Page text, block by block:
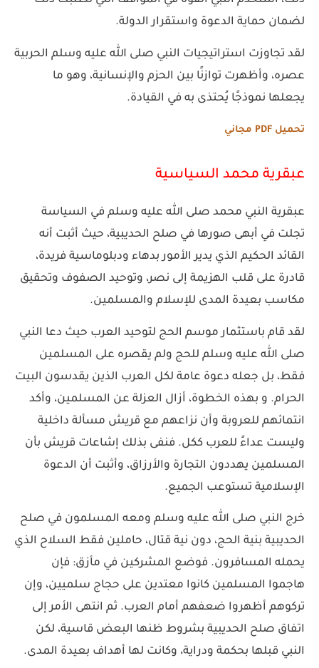
لضمان حماية الدعوة واستقرار الدولة.
لقد تجاوزت استراتيجيات النبي صلى الله عليه وسلم الحربية
عصره، وأظهرت توازنًا بين الحزم والإنسانية، وهو ما
يجعلها نموذجًا يُحتذى به في القيادة.
تحميل PDF مجاني
عبقرية محمد السياسية
عبقرية النبي محمد صلى الله عليه وسلم في السياسة
تجلت في أبهى صورها في صلح الحديبية، حيث أثبت أنه
القائد الحكيم الذي يدير الأمور بدهاء ودبلوماسية فريدة،
قادرة على قلب الهزيمة إلى نصر، وتوحيد الصفوف وتحقيق
مكاسب بعيدة المدى للإسلام والمسلمين.
لقد قام باستثمار موسم الحج لتوحيد العرب حيث دعا النبي
صلى الله عليه وسلم للحج ولم يقصره على المسلمين
فقط، بل جعله دعوة عامة لكل العرب الذين يقدسون البيت
الحرام. و بهذه الخطوة، أزال العزلة عن المسلمين، وأكد
انتمائهم للعروبة وأن نزاعهم مع قريش مسألة داخلية
وليست عداءً للعرب ككل. فنفى بذلك إشاعات قريش بأن
المسلمين يهددون التجارة والأرزاق، وأثبت أن الدعوة
الإسلامية تستوعب الجميع.
خرج النبي صلى الله عليه وسلم ومعه المسلمون في صلح
الحديبية بنية الحج، دون نية قتال، حاملين فقط السلاح الذي
يحمله المسافرون. فوضع المشركين في مأزق: فإن
هاجموا المسلمين كانوا معتدين على حجاج سلميين، وإن
تركوهم أظهروا ضعفهم أمام العرب. ثم انتهى الأمر إلى
اتفاق صلح الحديبية بشروط ظنها البعض قاسية، لكن
النبي قبلها بحكمة ودراية، وكانت لها أهداف بعيدة المدى.